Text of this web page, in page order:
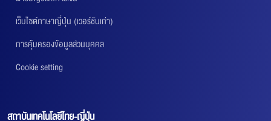
เว็บไซต์ภาษาญี่ปุ่น (เวอร์ชันเก่า)
การคุ้มครองข้อมูลส่วนบุคคล
Cookie setting
สถาบันเทคโนโลยีไทย-ญี่ปุ่น